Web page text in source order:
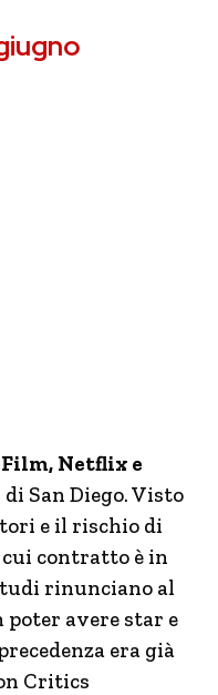
Netflix e
San Diego. Visto
e il rischio di
contratto è in
rinunciano al
poter avere star e
era già
Critics